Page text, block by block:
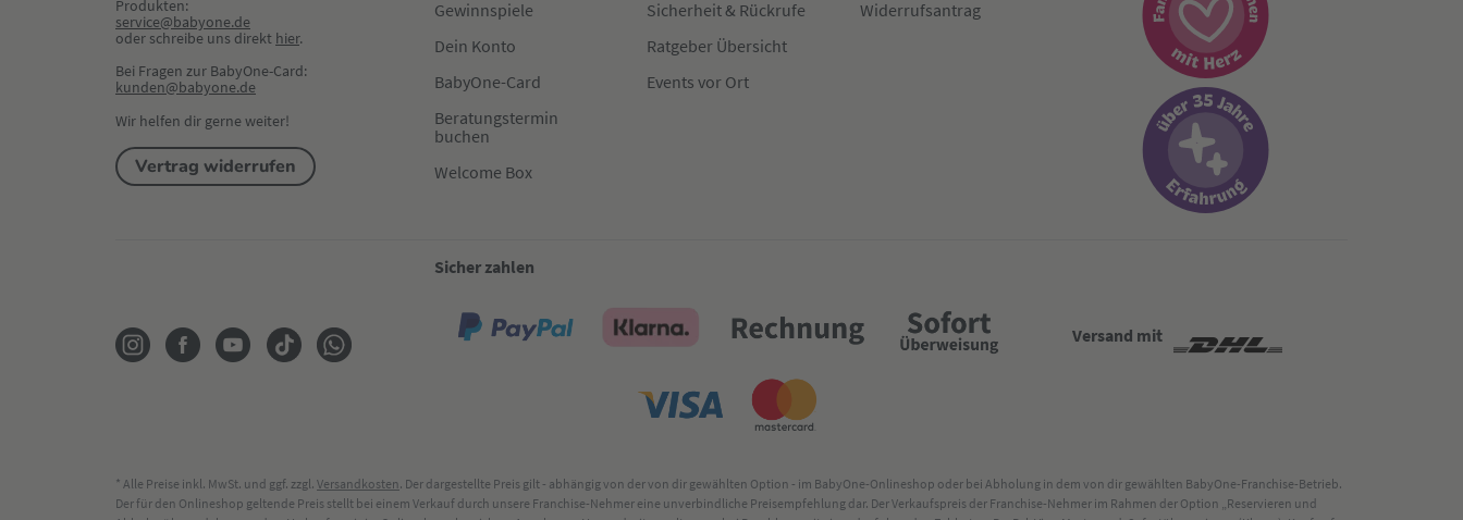
Produkten:
service@babyone.de
oder schreibe uns direkt hier.
Bei Fragen zur BabyOne-Card:
kunden@babyone.de
Wir helfen dir gerne weiter!
Vertrag widerrufen
Gewinnspiele
Dein Konto
BabyOne-Card
Beratungstermin
buchen
Welcome Box
Sicherheit & Rückrufe
Ratgeber Übersicht
Events vor Ort
Widerrufsantrag
Sicher zahlen
Versand mit
* Alle Preise inkl. MwSt. und ggf. zzgl. Versandkosten. Der dargestellte Preis gilt - abhängig von der von dir gewählten Option - im BabyOne-Onlineshop oder bei Abholung in dem von dir gewählten BabyOne-Franchise-Betrieb.
Der für den Onlineshop geltende Preis stellt bei einem Verkauf durch unsere Franchise-Nehmer eine unverbindliche Preisempfehlung dar. Der Verkaufspreis der Franchise-Nehmer im Rahmen der Option „Reservieren und